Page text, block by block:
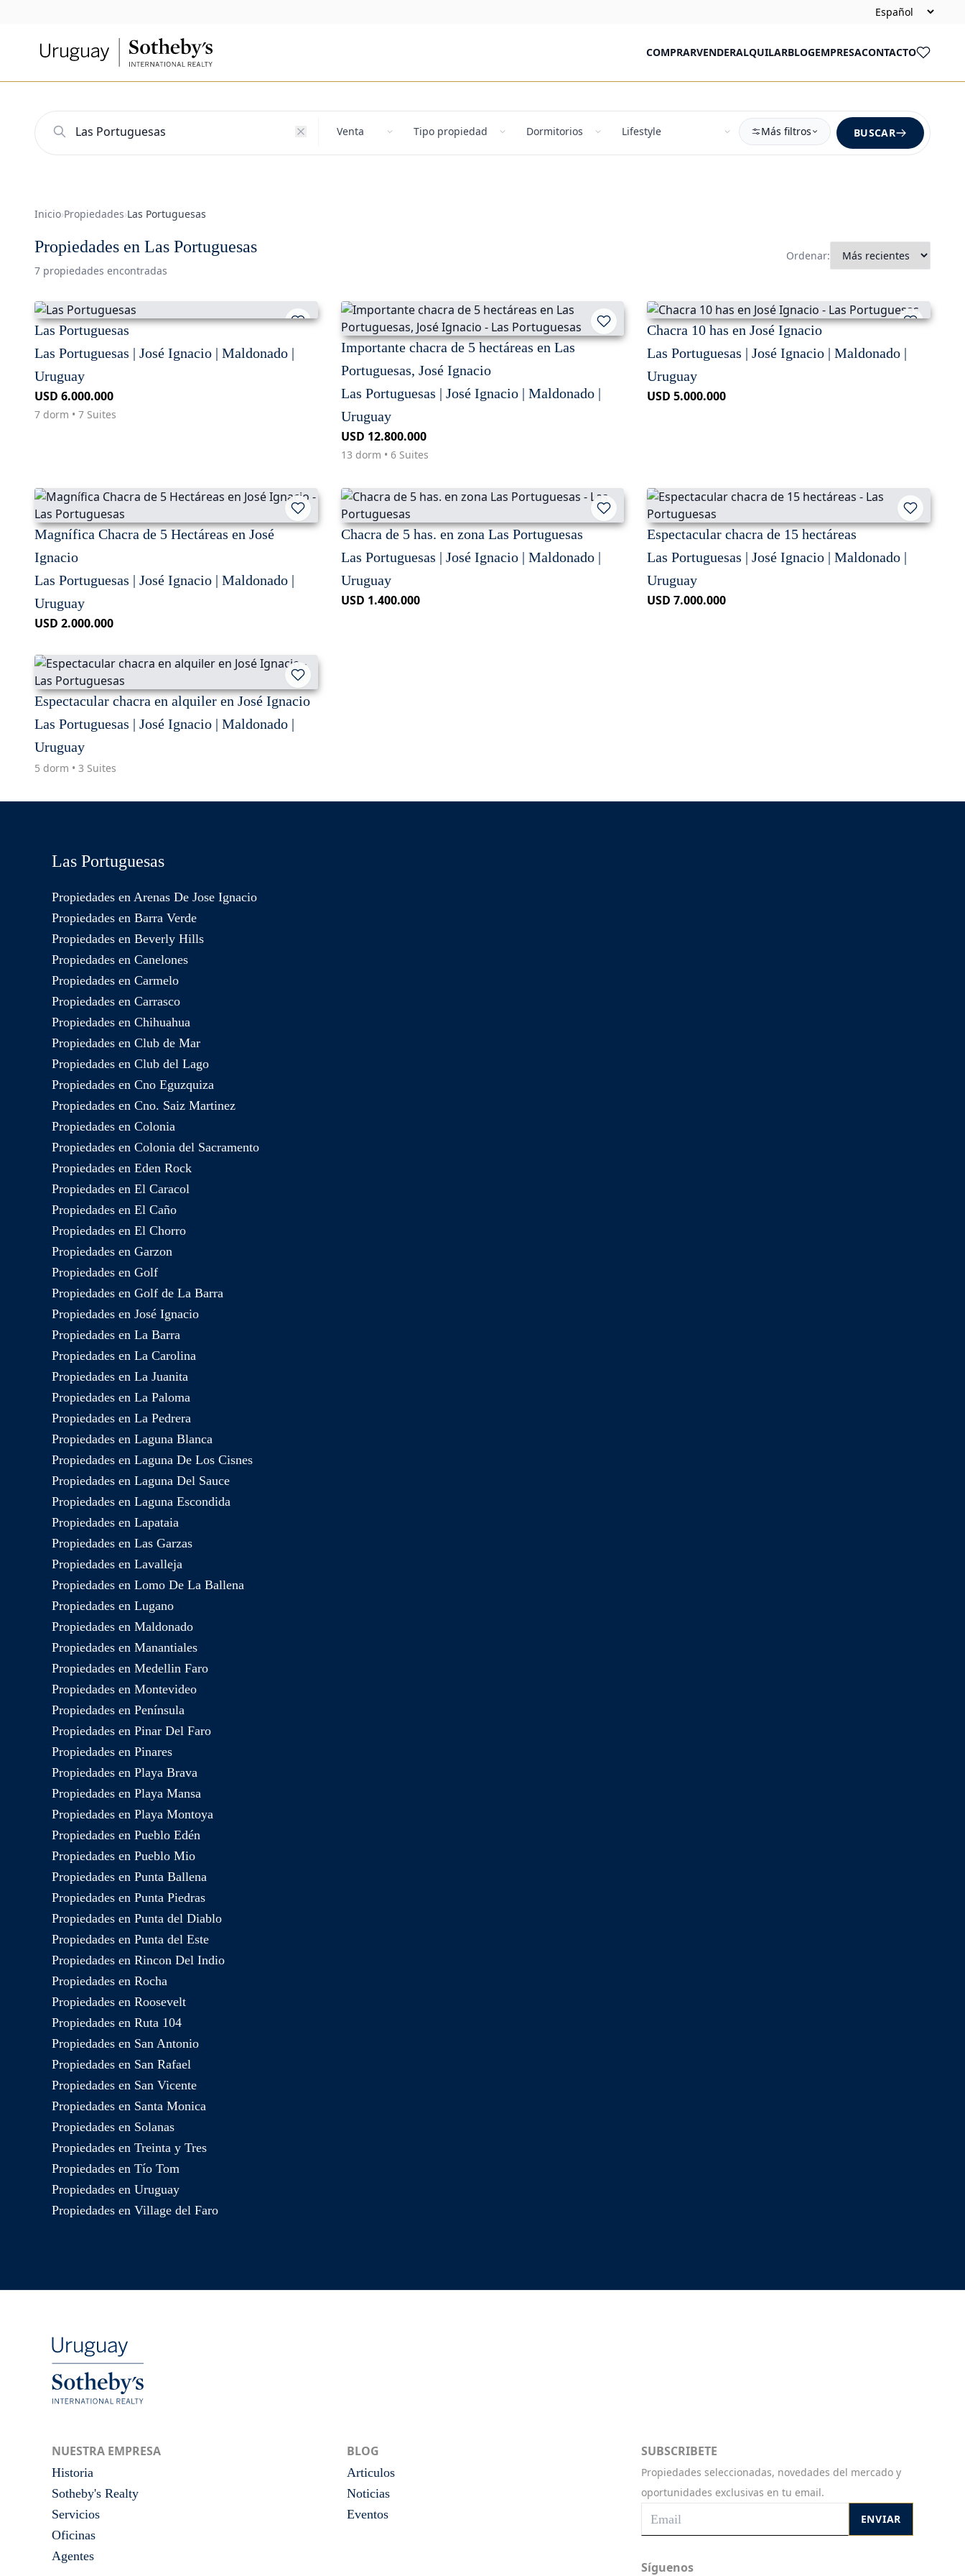
COMPRARVENDERALQUILARBLOGEMPRESACONTACTO
Más filtros BUSCAR
Inicio›Propiedades›Las Portuguesas
Propiedades en Las Portuguesas
7 propiedades encontradas
Ordenar:
Las Portuguesas
Las Portuguesas | José Ignacio | Maldonado |
Uruguay
USD 6.000.000
7 dorm • 7 Suites
Importante chacra de 5 hectáreas en Las
Portuguesas, José Ignacio
Las Portuguesas | José Ignacio | Maldonado |
Uruguay
USD 12.800.000
13 dorm • 6 Suites
Chacra 10 has en José Ignacio
Las Portuguesas | José Ignacio | Maldonado |
Uruguay
USD 5.000.000
Magnífica Chacra de 5 Hectáreas en José
Ignacio
Las Portuguesas | José Ignacio | Maldonado |
Uruguay
USD 2.000.000
Chacra de 5 has. en zona Las Portuguesas
Las Portuguesas | José Ignacio | Maldonado |
Uruguay
USD 1.400.000
Espectacular chacra de 15 hectáreas
Las Portuguesas | José Ignacio | Maldonado |
Uruguay
USD 7.000.000
Espectacular chacra en alquiler en José Ignacio
Las Portuguesas | José Ignacio | Maldonado |
Uruguay
5 dorm • 3 Suites
Las Portuguesas
Propiedades en Arenas De Jose Ignacio
Propiedades en Barra Verde
Propiedades en Beverly Hills
Propiedades en Canelones
Propiedades en Carmelo
Propiedades en Carrasco
Propiedades en Chihuahua
Propiedades en Club de Mar
Propiedades en Club del Lago
Propiedades en Cno Eguzquiza
Propiedades en Cno. Saiz Martinez
Propiedades en Colonia
Propiedades en Colonia del Sacramento
Propiedades en Eden Rock
Propiedades en El Caracol
Propiedades en El Caño
Propiedades en El Chorro
Propiedades en Garzon
Propiedades en Golf
Propiedades en Golf de La Barra
Propiedades en José Ignacio
Propiedades en La Barra
Propiedades en La Carolina
Propiedades en La Juanita
Propiedades en La Paloma
Propiedades en La Pedrera
Propiedades en Laguna Blanca
Propiedades en Laguna De Los Cisnes
Propiedades en Laguna Del Sauce
Propiedades en Laguna Escondida
Propiedades en Lapataia
Propiedades en Las Garzas
Propiedades en Lavalleja
Propiedades en Lomo De La Ballena
Propiedades en Lugano
Propiedades en Maldonado
Propiedades en Manantiales
Propiedades en Medellin Faro
Propiedades en Montevideo
Propiedades en Península
Propiedades en Pinar Del Faro
Propiedades en Pinares
Propiedades en Playa Brava
Propiedades en Playa Mansa
Propiedades en Playa Montoya
Propiedades en Pueblo Edén
Propiedades en Pueblo Mio
Propiedades en Punta Ballena
Propiedades en Punta Piedras
Propiedades en Punta del Diablo
Propiedades en Punta del Este
Propiedades en Rincon Del Indio
Propiedades en Rocha
Propiedades en Roosevelt
Propiedades en Ruta 104
Propiedades en San Antonio
Propiedades en San Rafael
Propiedades en San Vicente
Propiedades en Santa Monica
Propiedades en Solanas
Propiedades en Treinta y Tres
Propiedades en Tío Tom
Propiedades en Uruguay
Propiedades en Village del Faro
NUESTRA EMPRESA
Historia
Sotheby's Realty
Servicios
Oficinas
Agentes
BLOG
Articulos
Noticias
Eventos
SUBSCRIBETE
Propiedades seleccionadas, novedades del mercado y
oportunidades exclusivas en tu email.
ENVIAR
Síguenos